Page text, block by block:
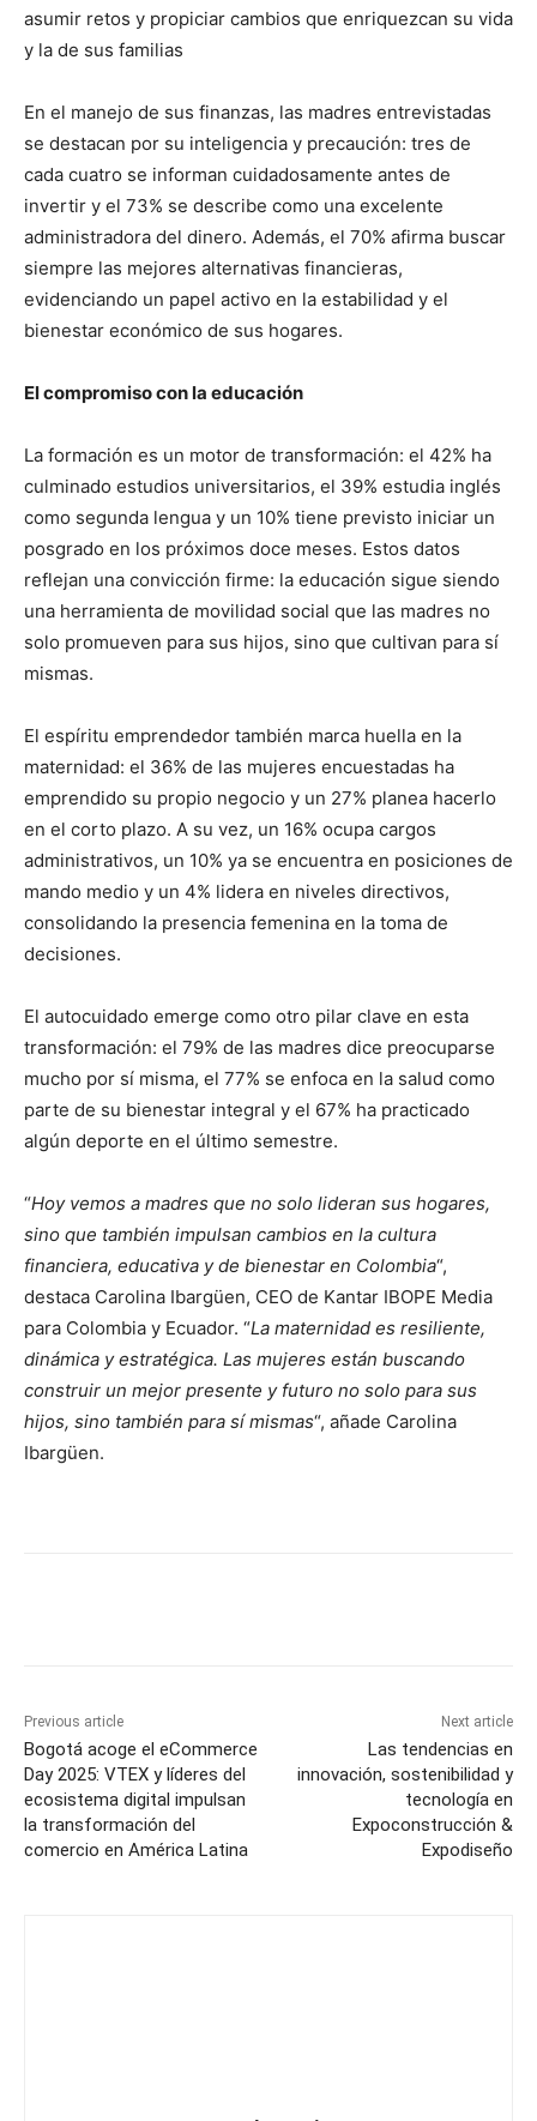
asumir retos y propiciar cambios que enriquezcan su vida
y la de sus familias
En el manejo de sus finanzas, las madres entrevistadas
se destacan por su inteligencia y precaución: tres de
cada cuatro se informan cuidadosamente antes de
invertir y el 73% se describe como una excelente
administradora del dinero. Además, el 70% afirma buscar
siempre las mejores alternativas financieras,
evidenciando un papel activo en la estabilidad y el
bienestar económico de sus hogares.
El compromiso con la educación
La formación es un motor de transformación: el 42% ha
culminado estudios universitarios, el 39% estudia inglés
como segunda lengua y un 10% tiene previsto iniciar un
posgrado en los próximos doce meses. Estos datos
reflejan una convicción firme: la educación sigue siendo
una herramienta de movilidad social que las madres no
solo promueven para sus hijos, sino que cultivan para sí
mismas.
El espíritu emprendedor también marca huella en la
maternidad: el 36% de las mujeres encuestadas ha
emprendido su propio negocio y un 27% planea hacerlo
en el corto plazo. A su vez, un 16% ocupa cargos
administrativos, un 10% ya se encuentra en posiciones de
mando medio y un 4% lidera en niveles directivos,
consolidando la presencia femenina en la toma de
decisiones.
El autocuidado emerge como otro pilar clave en esta
transformación: el 79% de las madres dice preocuparse
mucho por sí misma, el 77% se enfoca en la salud como
parte de su bienestar integral y el 67% ha practicado
algún deporte en el último semestre.
“Hoy vemos a madres que no solo lideran sus hogares,
sino que también impulsan cambios en la cultura
financiera, educativa y de bienestar en Colombia“,
destaca Carolina Ibargüen, CEO de Kantar IBOPE Media
para Colombia y Ecuador. “La maternidad es resiliente,
dinámica y estratégica. Las mujeres están buscando
construir un mejor presente y futuro no solo para sus
hijos, sino también para sí mismas“, añade Carolina
Ibargüen.
Previous article
Bogotá acoge el eCommerce
Day 2025: VTEX y líderes del
ecosistema digital impulsan
la transformación del
comercio en América Latina
Next article
Las tendencias en
innovación, sostenibilidad y
tecnología en
Expoconstrucción &
Expodiseño